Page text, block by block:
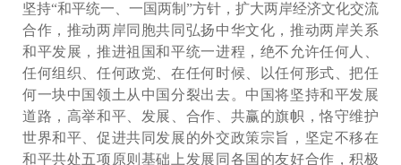
坚持“和平统一、一国两制”方针，扩大两岸经济文化交流
合作，推动两岸同胞共同弘扬中华文化，推动两岸关系
和平发展，推进祖国和平统一进程，绝不允许任何人、
任何组织、任何政党、在任何时候、以任何形式、把任
何一块中国领土从中国分裂出去。中国将坚持和平发展
道路，高举和平、发展、合作、共赢的旗帜，恪守维护
世界和平、促进共同发展的外交政策宗旨，坚定不移在
和平共处五项原则基础上发展同各国的友好合作，积极